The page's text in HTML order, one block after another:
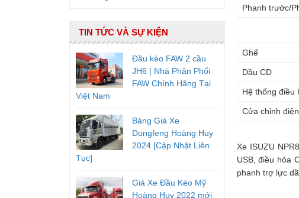
TIN TỨC VÀ SỰ KIỆN
Đầu kéo FAW 2 cầu
JH6 | Nhà Phân Phối
FAW Chính Hãng Tại
Việt Nam
Bảng Giá Xe
Dongfeng Hoàng Huy
2024 [Cập Nhật Liên
Tục]
Giá Xe Đầu Kéo Mỹ
Hoàng Huy 2022 mới
Phanh trước/
Ghế
Dầu CD
Hệ thống điều
Cửa chỉnh điện
Xe ISUZU
USB, điều hòa
phanh trợ lực